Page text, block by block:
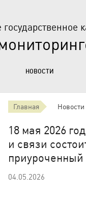
государственное
НОВОСТИ
Главная Новости
18 мая 2026
и связи
04.05.2026